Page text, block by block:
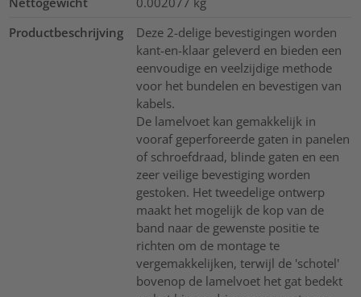
Productbeschrijving
Deze 2-delige bevestigingen worden
kant-en-klaar geleverd en bieden een
eenvoudige en veelzijdige methode
voor het bundelen en bevestigen van
kabels.
De lamelvoet kan gemakkelijk in
vooraf geperforeerde gaten in panelen
of schroefdraad, blinde gaten en een
zeer veilige bevestiging worden
gestoken. Het tweedelige ontwerp
maakt het mogelijk de kop van de
band naar de gewenste positie te
richten om de montage te
vergemakkelijken, terwijl de 'schotel'
bovenop de lamelvoet het gat bedekt